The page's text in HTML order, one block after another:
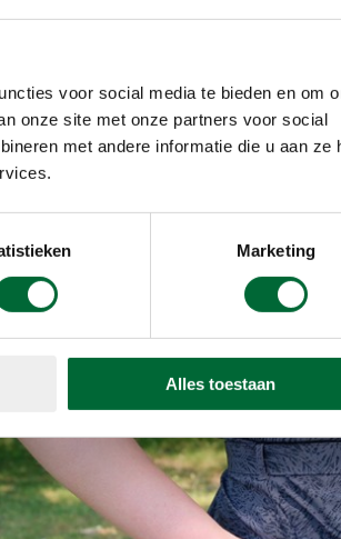
voor social media te bieden en om
onze site met onze partners voor social
met andere informatie die u aan ze
Marketing
Alles toestaan
Wandeljurkjes zijn ontworpen
Ze lijken praktisch om mee op
lichtgewicht en kreukvrij.
De stofjes ogen sportief.
Handig dat sommige jurkjes
stof hebben. Wandelkleding
stootje kunnen.